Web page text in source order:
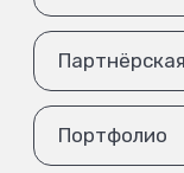
Портфолио